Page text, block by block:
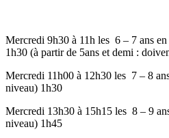
Mercredi 9h30 à 11h les 6 – 7 ans
1h30 (à partir de 5ans et demi :
Mercredi 11h00 à 12h30 les 7 – 8
niveau) 1h30
Mercredi 13h30 à 15h15 les 8 – 9
niveau) 1h45